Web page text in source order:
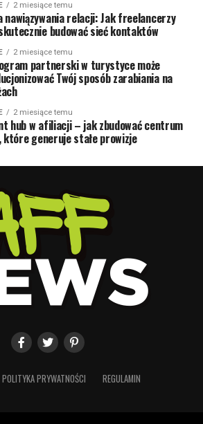
2 miesiące temu
nawiązywania relacji: Jak freelancerzy
budować sieć kontaktów
2 miesiące temu
partnerski w turystyce może
Twój sposób zarabiania na
2 miesiące temu
hub w afiliacji – jak zbudować centrum
generuje stałe prowizje
POLITYKA PRYWATNOŚCI REGULAMIN